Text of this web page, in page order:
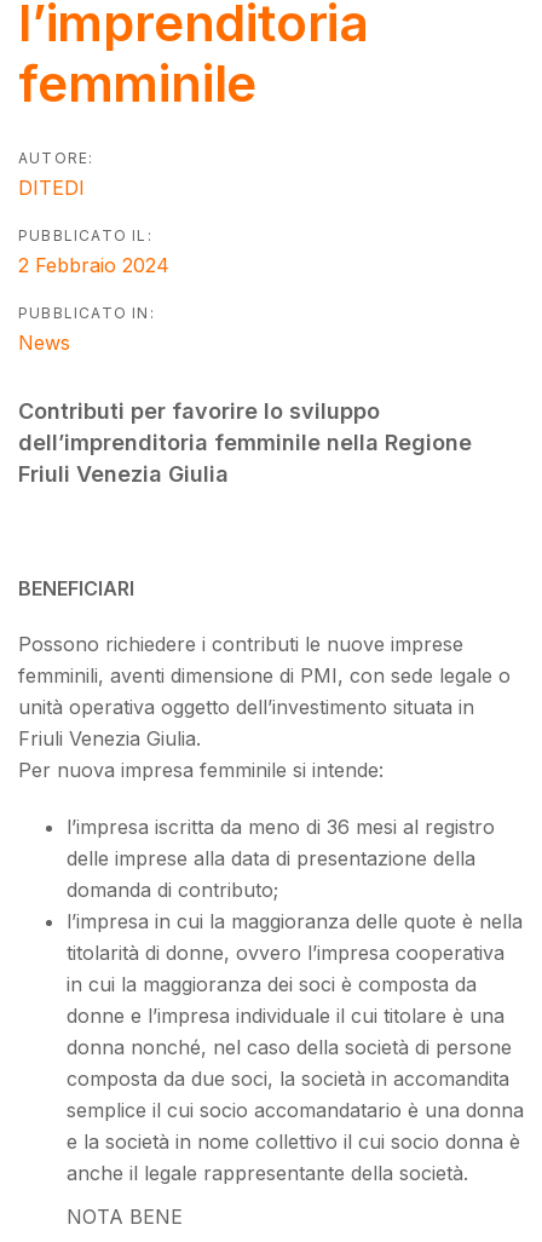
l’imprenditoria
femminile
AUTORE:
DITEDI
PUBBLICATO IL:
2 Febbraio 2024
PUBBLICATO IN:
News
Contributi per favorire lo sviluppo
dell’imprenditoria femminile nella Regione
Friuli Venezia Giulia
BENEFICIARI
Possono richiedere i contributi le nuove imprese
femminili, aventi dimensione di PMI, con sede legale o
unità operativa oggetto dell’investimento situata in
Friuli Venezia Giulia.
Per nuova impresa femminile si intende:
l’impresa iscritta da meno di 36 mesi al registro
delle imprese alla data di presentazione della
domanda di contributo;
l’impresa in cui la maggioranza delle quote è nella
titolarità di donne, ovvero l’impresa cooperativa
in cui la maggioranza dei soci è composta da
donne e l’impresa individuale il cui titolare è una
donna nonché, nel caso della società di persone
composta da due soci, la società in accomandita
semplice il cui socio accomandatario è una donna
e la società in nome collettivo il cui socio donna è
anche il legale rappresentante della società.
NOTA BENE